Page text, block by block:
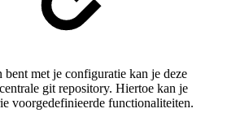
bent met je configuratie kan je deze
git repository. Hiertoe kan je
voorgedefinieerde functionaliteiten.